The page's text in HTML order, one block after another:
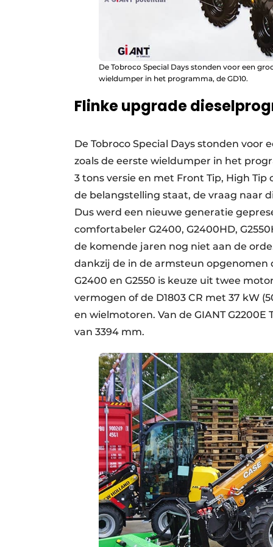
De Tobroco Special Days stonden voor een
wieldumper in het programma, de GD10.
Flinke upgrade
De Tobroco Special Days stonden
zoals de eerste wieldumper in het
3 tons versie en met Front Tip, High
de belangstelling staat, de vraag naar
Dus werd een nieuwe generatie
comfortabeler G2400, G2400HD,
de komende jaren nog niet aan de
dankzij de in de armsteun opgenomen
G2400 en G2550 is keuze uit twee
vermogen of de D1803 CR met 37 kW
en wielmotoren. Van de GIANT
van 3394 mm.